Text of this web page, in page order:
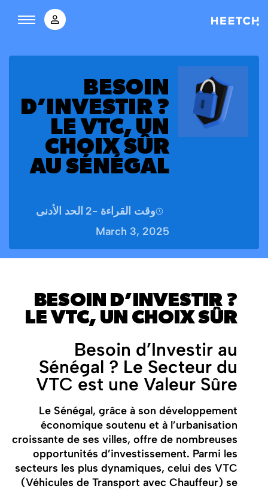
BESOIN
D’INVESTIR ?
LE VTC, UN
CHOIX SÛR
AU SÉNÉGAL
وقت القراءة -2 الحد الأدنى
March 3, 2025
BESOIN D’INVESTIR ?
LE VTC, UN CHOIX SÛR
Besoin d’Investir au
Sénégal ? Le Secteur du
VTC est une Valeur Sûre
Le Sénégal, grâce à son développement
économique soutenu et à l’urbanisation
croissante de ses villes, offre de nombreuses
opportunités d’investissement. Parmi les
secteurs les plus dynamiques, celui des VTC
(Véhicules de Transport avec Chauffeur) se